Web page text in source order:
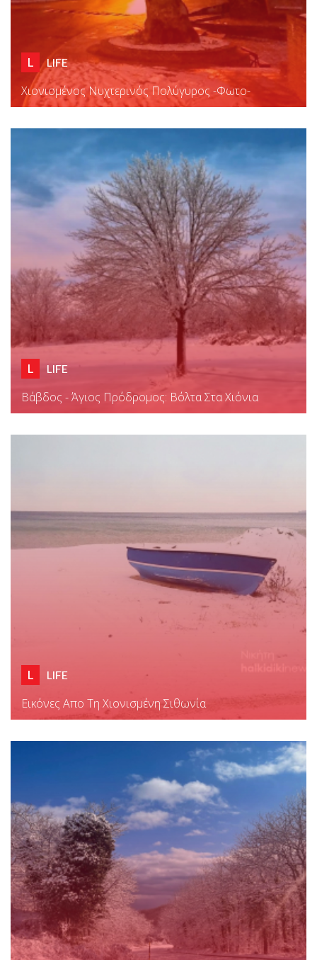
L LIFE
Χιονισμένος Νυχτερινός Πολύγυρος -φωτο-
L LIFE
Βάβδος - Άγιος Πρόδρομος: Βόλτα Στα Χιόνια
L LIFE
Εικόνες Απο Τη Χιονισμένη Σιθωνία